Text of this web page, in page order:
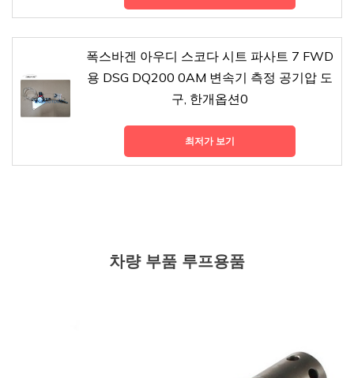
폭스바겐 아우디 스코다 시트 파사트 7 FWD
용 DSG DQ200 0AM 변속기 측정 공기압 도
구, 한개옵션0
최저가 보기
차량 부품 루프용품